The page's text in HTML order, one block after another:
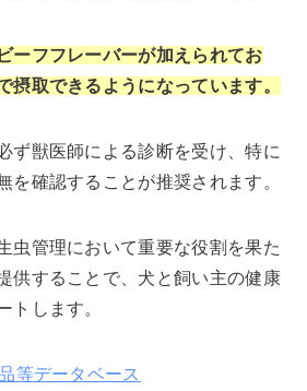
ーフフレーバーが加えられてお
摂取できるようになっています。
ず獣医師による診断を受け、特に
を確認することが推奨されます。
虫管理において重要な役割を果た
供することで、犬と飼い主の健康
トします。
等データベース